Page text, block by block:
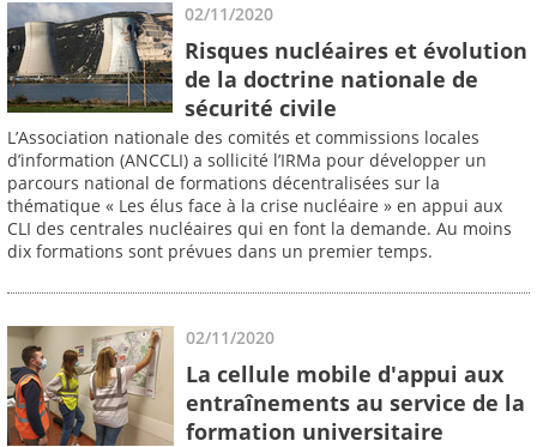
02/11/2020
Risques nucléaires et évolution
de la doctrine nationale de
sécurité civile
L’Association nationale des comités et commissions locales
d’information (ANCCLI) a sollicité l’IRMa pour développer un
parcours national de formations décentralisées sur la
thématique « Les élus face à la crise nucléaire » en appui aux
CLI des centrales nucléaires qui en font la demande. Au moins
dix formations sont prévues dans un premier temps.
02/11/2020
La cellule mobile d'appui aux
entraînements au service de la
formation universitaire